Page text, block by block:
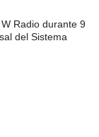
Radio durante 9
del Sistema